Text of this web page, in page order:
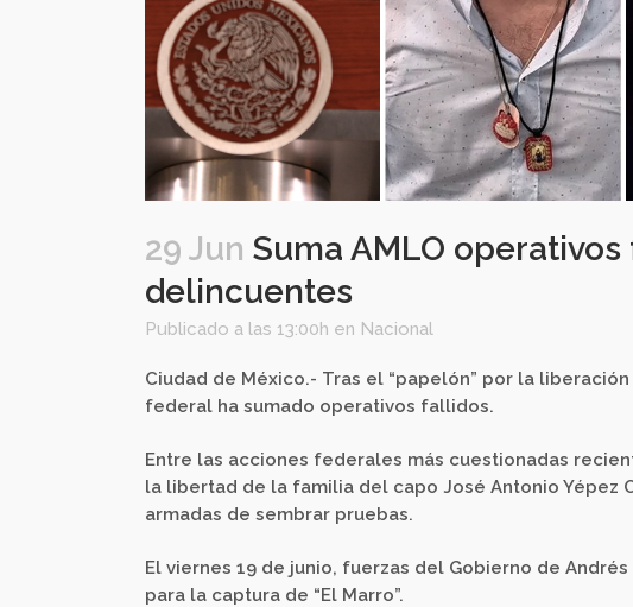
29 Jun Suma AMLO
delincuentes
Publicado a las 13:00h en Nacional
Ciudad de México.- Tras el “papelón” por la
federal ha sumado operativos fallidos.
Entre las acciones federales más cuestionadas
la libertad de la familia del capo José Antonio Yépez
armadas de sembrar pruebas.
El viernes 19 de junio, fuerzas del Gobierno de
para la captura de “El Marro”.